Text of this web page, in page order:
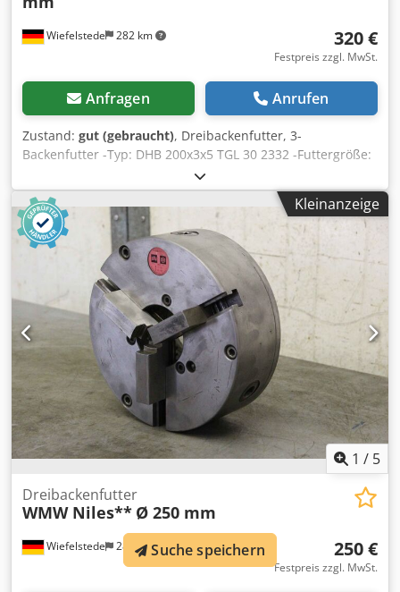
Wiefelstede 282 km 320 €
Festpreis zzgl. MwSt.
Anfragen Anrufen
Zustand: gut (gebraucht), Dreibackenfutter, 3-
Backenfutter -Typ: DHB 200x3x5 TGL 30 2332 -Futtergröße:
Ø 200 mm -Durchlass: Ø 54 mm -max.: 3000 U/min
Dcedpfodtap Rox Aigjk -Kurzkegelaufnahme: Ø 105 mm -
Gewicht: 24 kg
Kleinanzeige
1 / 5
Wiefelstede 282 km
Dreibackenfutter
WMW Niles** Ø 250 mm
250 €
Festpreis zzgl. MwSt.
Suche speichern